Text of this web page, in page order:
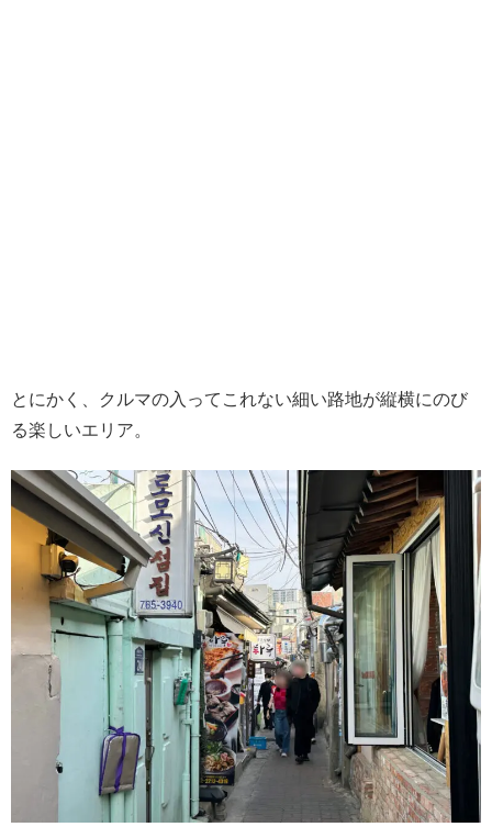
とにかく、クルマの入ってこれない細い路地が縦横にのび
る楽しいエリア。